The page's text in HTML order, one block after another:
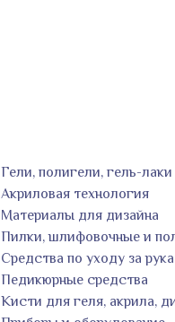
Гели, полигели, гель-лаки
Акриловая технология
Материалы для дизайна
Пилки, шлифовочные и
Средства по уходу за
Педикюрные средства
Кисти для геля, акрила,